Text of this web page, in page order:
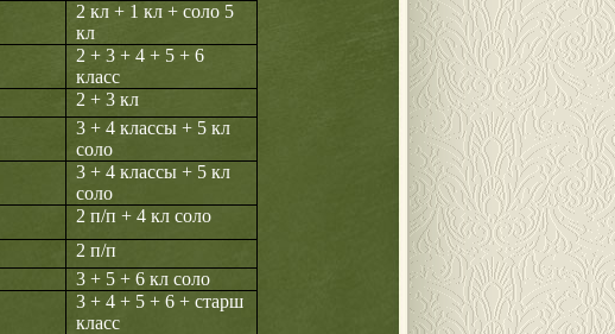
2 кл + 1 кл + соло 5
кл
2 + 3 + 4 + 5 + 6
класс
2 + 3 кл
3 + 4 классы + 5 кл
соло
3 + 4 классы + 5 кл
соло
2 п/п + 4 кл соло
2 п/п
3 + 5 + 6 кл соло
3 + 4 + 5 + 6 + старш
класс